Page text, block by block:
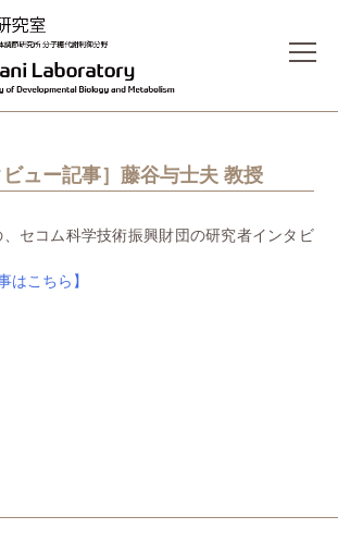
ビュー記事］藤谷与士夫 教授
セコム科学技術振興財団の研究者インタビ
はこちら】